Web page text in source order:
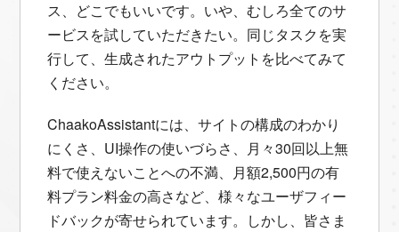
ス、どこでもいいです。いや、むしろ全てのサ
ービスを試していただきたい。同じタスクを実
行して、生成されたアウトプットを比べてみて
ください。
ChaakoAssistantには、サイトの構成のわかり
にくさ、UI操作の使いづらさ、月々30回以上無
料で使えないことへの不満、月額2,500円の有
料プラン料金の高さなど、様々なユーザフィー
ドバックが寄せられています。しかし、皆さま